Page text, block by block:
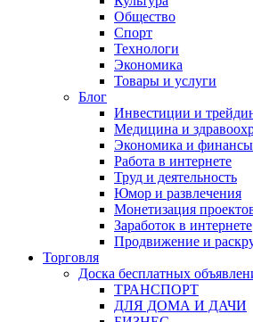
Общество
Спорт
Технологи
Экономика
Товары и услуги
Блог
Инвестиции и
Медицина и
Экономика и финансы
Работа в интернете
Труд и деятельность
Юмор и развлечения
Монетизация
Заработок в интернете
Продвижение и
Торговля
Доска бесплатных
ТРАНСПОРТ
ДЛЯ ДОМА И ДАЧИ